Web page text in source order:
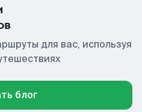
для вас, используя
блог